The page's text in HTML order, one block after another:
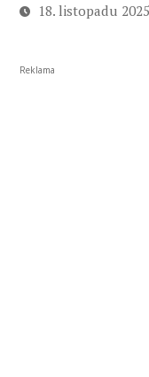
18. listopadu 2025
Reklama